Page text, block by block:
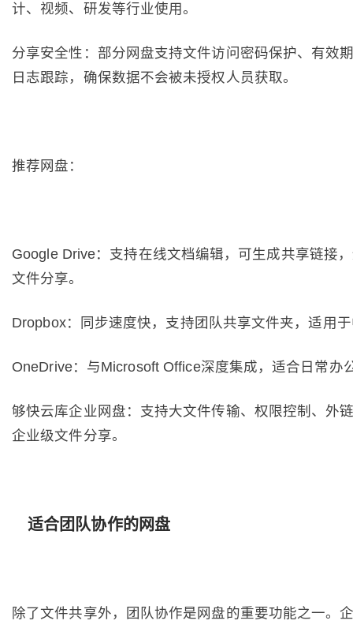
计、视频、研发等行业使用。
分享安全性：部分网盘支持文件访问密码保护、有效
日志跟踪，确保数据不会被未授权人员获取。
推荐网盘：
Google Drive：支持在线文档编辑，可生成共享链接
文件分享。
Dropbox：同步速度快，支持团队共享文件夹，适用
OneDrive：与Microsoft Office深度集成，适合日常办
够快云库企业网盘：支持大文件传输、权限控制、外
企业级文件分享。
适合团队协作的网盘
除了文件共享外，团队协作是网盘的重要功能之一。